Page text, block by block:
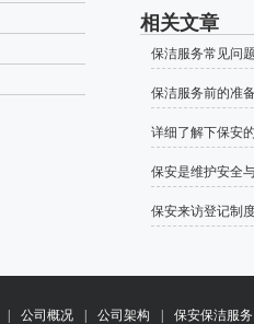
相关文章
保洁服务常见问
保洁服务前的准
详细了解下保安
保安是维护安全
保安来访登记制
公司概况 公司架构 保安保洁服务